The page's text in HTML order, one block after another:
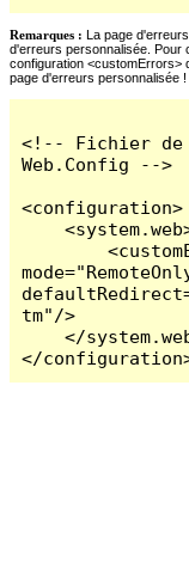
Remarques : La page
d'erreurs personnalisée. Pour
configuration <customErrors>
page d'erreurs personnalisée !
<!-- Fichier de
Web.Config -->
<configuration>
    <system.web>
        <customErrors
tm"/>
    </system.web>
</